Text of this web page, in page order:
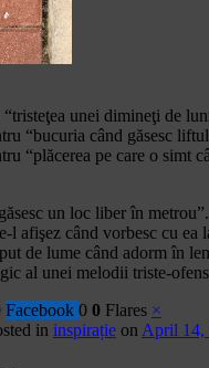
unei dimineţi de
“bucuria când găsesc
“plăcerea pe care o simt
un loc liber în metrou”.
l afişez când vorbesc cu ea
de lume când adorm în
al unei melodii triste-
Facebook 0 0 Flares ×
in inspirație on April 14,